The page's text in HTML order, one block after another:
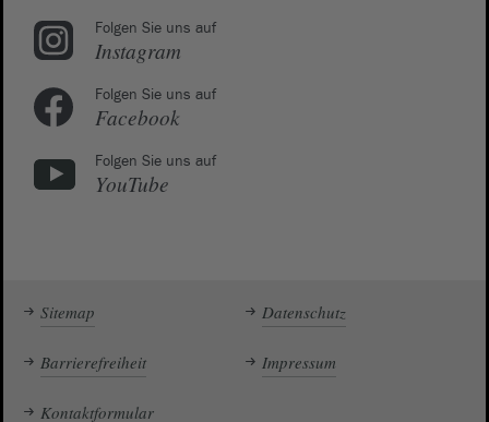
Folgen Sie uns auf
Instagram
Folgen Sie uns auf
Facebook
Folgen Sie uns auf
YouTube
Sitemap Datenschutz
Barrierefreiheit Impressum
Kontaktformular